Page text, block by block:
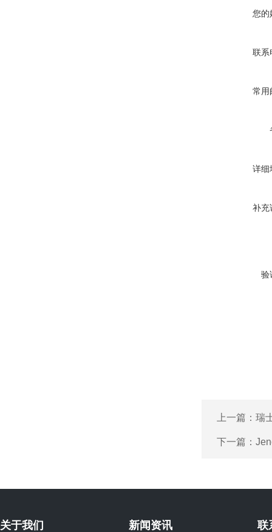
您的
联系
常用
详细
补充
验
上一篇： 瑞
下一篇：
关于我们 新闻资讯 联